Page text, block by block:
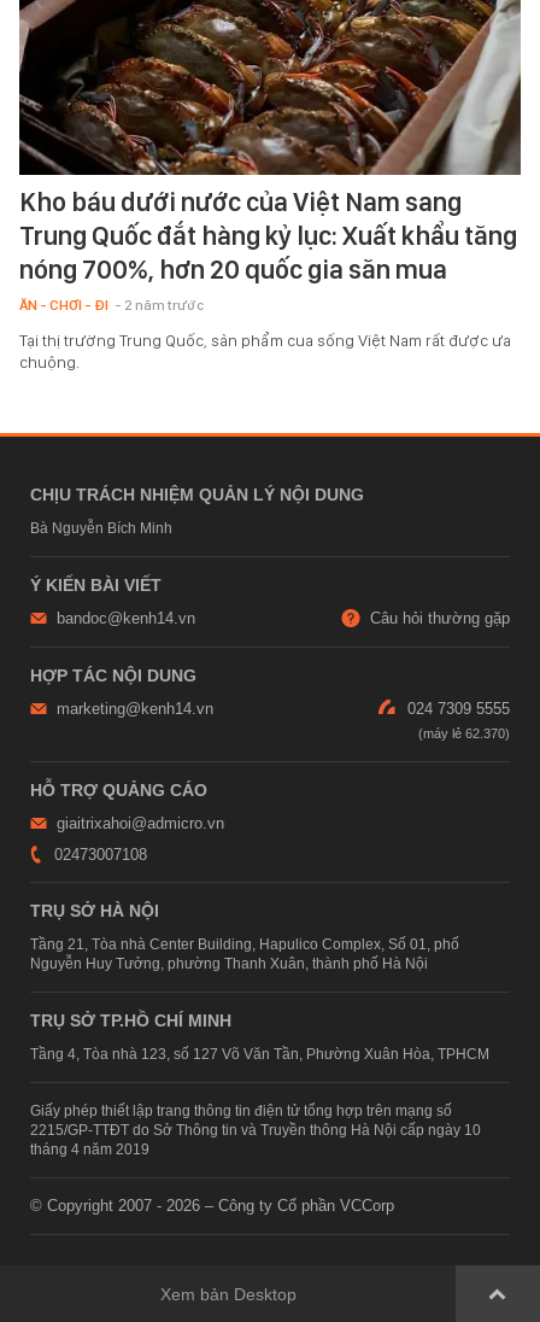
Kho báu dưới nước của Việt Nam sang
Trung Quốc đắt hàng kỷ lục: Xuất khẩu tăng
nóng 700%, hơn 20 quốc gia săn mua
ĂN - CHƠI - ĐI - 2 năm trước
Tại thị trường Trung Quốc, sản phẩm cua sống Việt Nam rất được ưa
chuộng.
CHỊU TRÁCH NHIỆM QUẢN LÝ NỘI DUNG
Bà Nguyễn Bích Minh
Ý KIẾN BÀI VIẾT
bandoc@kenh14.vn Câu hỏi thường gặp
HỢP TÁC NỘI DUNG
marketing@kenh14.vn 024 7309 5555
HỖ TRỢ QUẢNG CÁO
giaitrixahoi@admicro.vn
02473007108
TRỤ SỞ HÀ NỘI
Tầng 21, Tòa nhà Center Building, Hapulico Complex, Số 01, phố
Nguyễn Huy Tưởng, phường Thanh Xuân, thành phố Hà Nội
TRỤ SỞ TP.HỒ CHÍ MINH
Tầng 4, Tòa nhà 123, số 127 Võ Văn Tần, Phường Xuân Hòa, TPHCM
Giấy phép thiết lập trang thông tin điện tử tổng hợp trên mạng số
2215/GP-TTĐT do Sở Thông tin và Truyền thông Hà Nội cấp ngày 10
tháng 4 năm 2019
© Copyright 2007 - 2026 – Công ty Cổ phần VCCorp
Xem bản Desktop